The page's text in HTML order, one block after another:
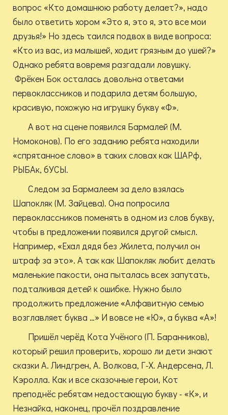
вопрос «Кто домашнюю работу делает?», надо
было ответить хором «Это я, это я, это все мои
друзья!» Но здесь таился подвох в виде вопроса:
«Кто из вас, из малышей, ходит грязным до ушей?»
Однако ребята вовремя разгадали ловушку.
Фрёкен Бок осталась довольна ответами
первоклассников и подарила детям большую,
красивую, похожую на игрушку букву «Ф».
А вот на сцене появился Бармалей (М.
Номоконов). По его заданию ребята находили
«спрятанное слово» в таких словах как ШАРф,
РЫБАк, бУСЫ.
Следом за Бармалеем за дело взялась
Шапокляк (М. Зайцева). Она попросила
первоклассников поменять в одном из слов букву,
чтобы в предложении появился другой смысл.
Например, «Ехал дядя без Жилета, получил он
штраф за это». А так как Шапокляк любит делать
маленькие пакости, она пыталась всех запутать,
подталкивая детей к ошибке. Нужно было
продолжить предложение «Алфавитную семью
возглавляет буква …» И вовсе не «Ю», а буква «А»!
Пришёл черёд Кота Учёного (П. Баранников),
который решил проверить, хорошо ли дети знают
сказки А. Линдгрен, А. Волкова, Г-Х. Андерсена, Л.
Кэролла. Как и все сказочные герои, Кот
преподнёс ребятам недостающую букву - «К», и
Незнайка, наконец, прочёл поздравление